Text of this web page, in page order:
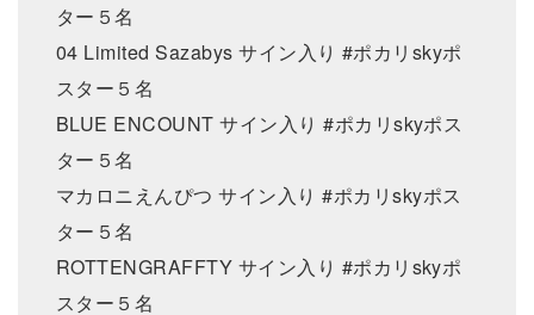
ター５名
04 Limited Sazabys サイン入り #ポカリskyポ
スター５名
BLUE ENCOUNT サイン入り #ポカリskyポス
ター５名
マカロニえんぴつ サイン入り #ポカリskyポス
ター５名
ROTTENGRAFFTY サイン入り #ポカリskyポ
スター５名